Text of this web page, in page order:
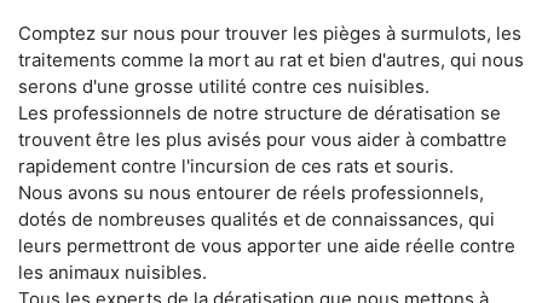
Comptez sur nous pour trouver les pièges à surmulots, les
traitements comme la mort au rat et bien d'autres, qui nous
serons d'une grosse utilité contre ces nuisibles.
Les professionnels de notre structure de dératisation se
trouvent être les plus avisés pour vous aider à combattre
rapidement contre l'incursion de ces rats et souris.
Nous avons su nous entourer de réels professionnels,
dotés de nombreuses qualités et de connaissances, qui
leurs permettront de vous apporter une aide réelle contre
les animaux nuisibles.